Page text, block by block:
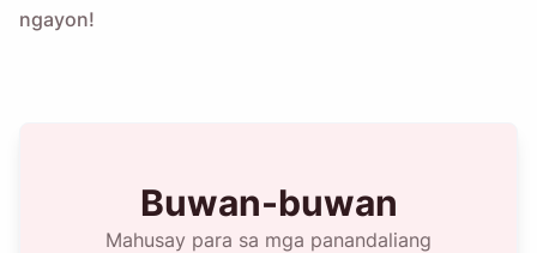
ngayon!
Buwan-buwan
Mahusay para sa mga panandaliang